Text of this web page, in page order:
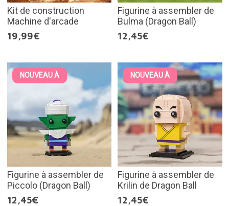
Kit de construction
Machine d'arcade
19,99€
Figurine à assembler de
Bulma (Dragon Ball)
12,45€
NOUVEAU À
Figurine à assembler de
Piccolo (Dragon Ball)
12,45€
NOUVEAU À
Figurine à assembler de
Krilin de Dragon Ball
12,45€